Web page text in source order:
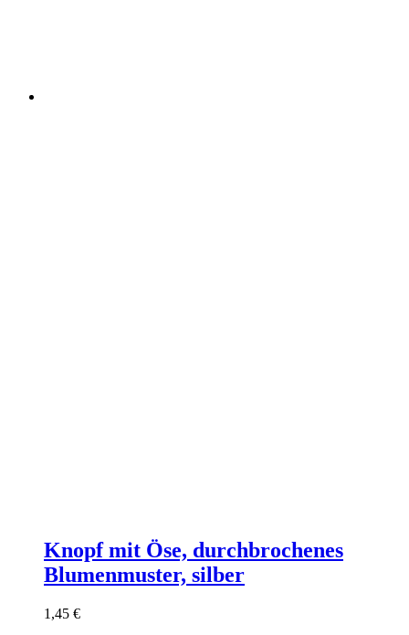
Knopf mit Öse, durchbrochenes
Blumenmuster, silber
1,45 €